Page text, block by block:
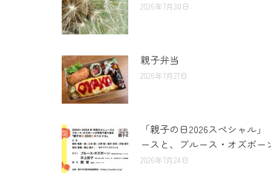
2026年7月30日
親子弁当
2026年7月27日
「親子の日2026スペシャル
ースと、ブルース・オズボ
2026年7月24日